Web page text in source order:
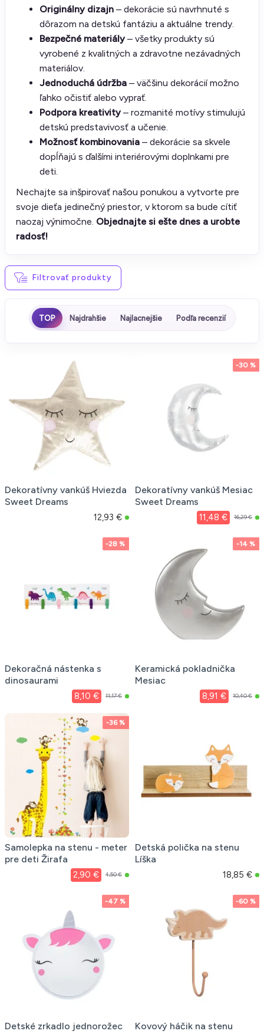
Originálny dizajn – dekorácie sú navrhnuté s
dôrazom na detskú fantáziu a aktuálne trendy.
Bezpečné materiály– všetky produkty sú
vyrobené z kvalitných a zdravotne nezávadných
materiálov.
Jednoduchá údržba – väčšinu dekorácií možno
ľahko očistiť alebo vyprať.
Podpora kreativity– rozmanité motívy stimulujú
detskú predstavivosť a učenie.
Možnosť kombinovania – dekorácie sa skvele
dopĺňajú s ďalšími interiérovými doplnkami pre
deti.
Nechajte sa inšpirovať našou ponukou a vytvorte pre
svoje dieťa jedinečný priestor, v ktorom sa bude cítiť
naozaj výnimočne. Objednajte si ešte dnes a urobte
radosť!
Filtrovať produkty
TOP Najdrahšie Najlacnejšie Podľa recenzií
Dekoratívny vankúš Hviezda
Sweet Dreams
12,93 €
-30 %
Dekoratívny vankúš Mesiac
Sweet Dreams
11,48 € 16,29 €
-28 %
Dekoračná nástenka s
dinosaurami
8,10 € 11,17 €
-14 %
Keramická pokladnička
Mesiac
8,91 € 10,40 €
-36 %
Samolepka na stenu - meter
pre deti Žirafa
2,90 € 4,50 €
Detská polička na stenu
Líška
18,85 €
-47 %
Detské zrkadlo jednorožec
-60 %
Kovový háčik na stenu